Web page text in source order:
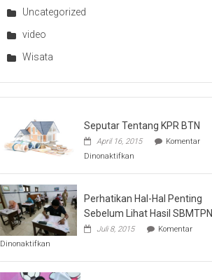
Uncategorized
video
Wisata
Seputar Tentang KPR BTN
April 16, 2015
Komentar
Dinonaktifkan
Tentang
BTN
Perhatikan Hal-Hal Penting
Sebelum Lihat Hasil SBMTPN
Juli 8, 2015
Komentar
Dinonaktifkan
Hal-
Hal